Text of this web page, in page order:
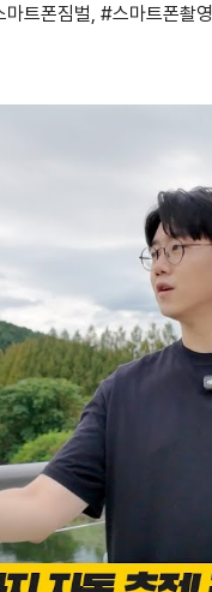
마트폰짐벌, #스마트폰촬영